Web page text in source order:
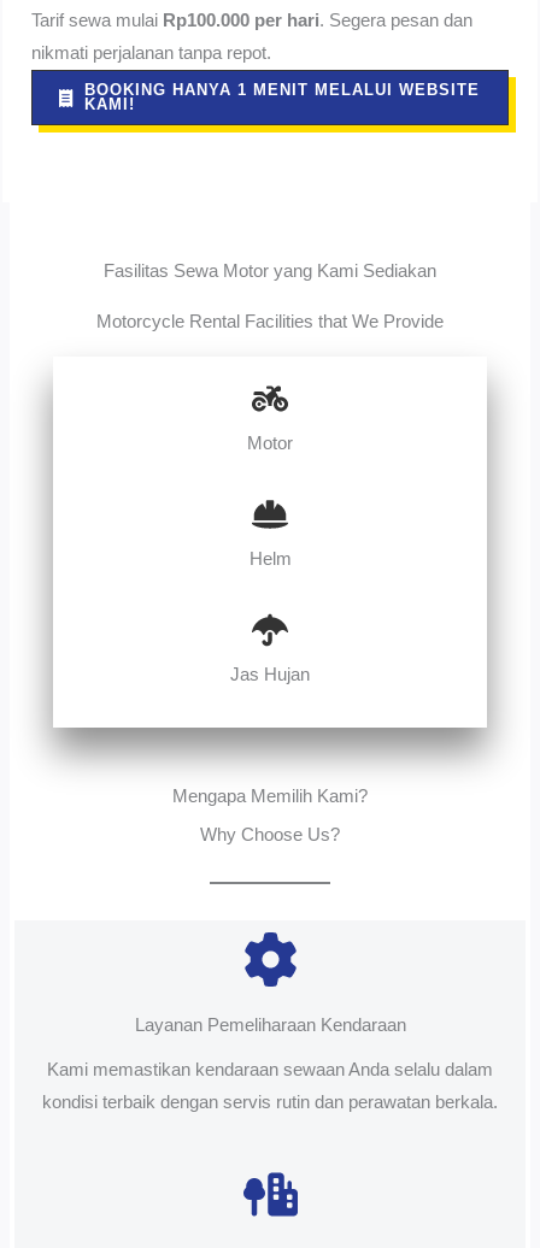
Tarif sewa mulai Rp100.000 per hari. Segera pesan dan
nikmati perjalanan tanpa repot.
BOOKING HANYA 1 MENIT MELALUI WEBSITE
KAMI!
Fasilitas Sewa Motor yang Kami Sediakan
Motorcycle Rental Facilities that We Provide
Motor
Helm
Jas Hujan
Mengapa Memilih Kami?
Why Choose Us?
Layanan Pemeliharaan Kendaraan
Kami memastikan kendaraan sewaan Anda selalu dalam
kondisi terbaik dengan servis rutin dan perawatan berkala.